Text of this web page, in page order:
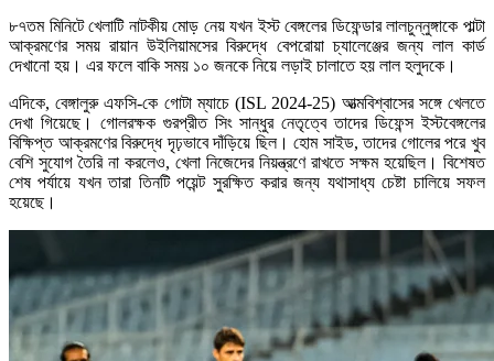
৮৭তম মিনিটে খেলাটি নাটকীয় মোড় নেয় যখন ইস্ট বেঙ্গলের ডিফেন্ডার লালচুন্নুঙ্গাকে পাল্টা
আক্রমণের সময় রায়ান উইলিয়ামসের বিরুদ্ধে বেপরোয়া চ্যালেঞ্জের জন্য লাল কার্ড
দেখানো হয়। এর ফলে বাকি সময় ১০ জনকে নিয়ে লড়াই চালাতে হয় লাল হলুদকে।
এদিকে, বেঙ্গালুরু এফসি-কে গোটা ম্যাচে (ISL 2024-25) আত্মবিশ্বাসের সঙ্গে খেলতে
দেখা গিয়েছে। গোলরক্ষক গুরপ্রীত সিং সান্ধুর নেতৃত্বে তাদের ডিফেন্স ইস্টবেঙ্গলের
বিক্ষিপ্ত আক্রমণের বিরুদ্ধে দৃঢ়ভাবে দাঁড়িয়ে ছিল। হোম সাইড, তাদের গোলের পরে খুব
বেশি সুযোগ তৈরি না করলেও, খেলা নিজেদের নিয়ন্ত্রণে রাখতে সক্ষম হয়েছিল। বিশেষত
শেষ পর্যায়ে যখন তারা তিনটি পয়েন্ট সুরক্ষিত করার জন্য যথাসাধ্য চেষ্টা চালিয়ে সফল
হয়েছে।